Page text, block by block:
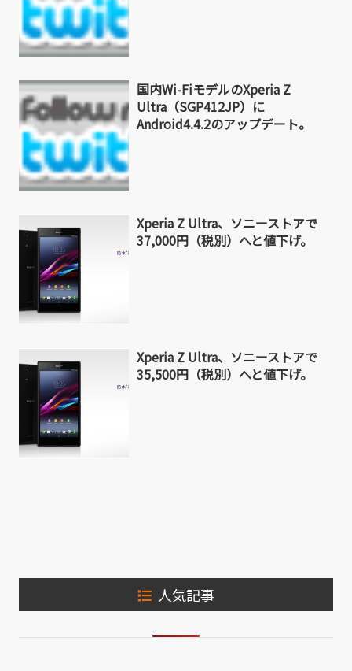
国内Wi-FiモデルのXperia Z
Ultra（SGP412JP）に
Android4.4.2のアップデート。
Xperia Z Ultra、ソニーストアで
37,000円（税別）へと値下げ。
Xperia Z Ultra、ソニーストアで
35,500円（税別）へと値下げ。
人気記事